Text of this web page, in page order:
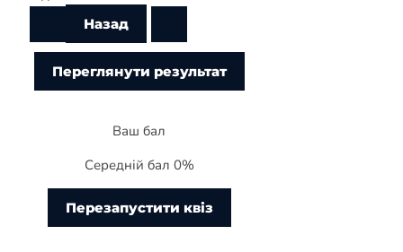
Ваш бал
Середній бал 0%
Перезапустити квіз